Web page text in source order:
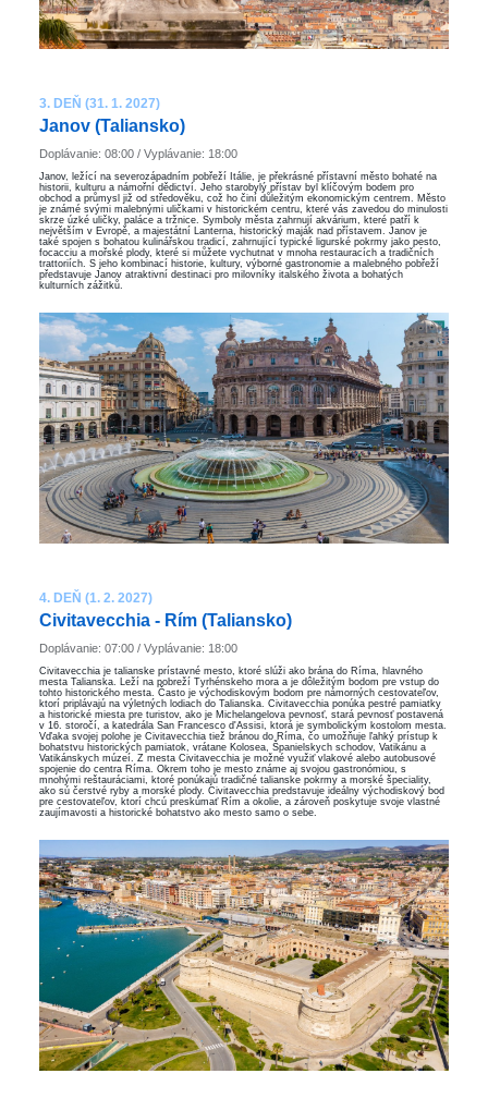
3. DEŇ (31. 1. 2027)
Janov (Taliansko)
Doplávanie: 08:00 / Vyplávanie: 18:00
Janov, ležící na severozápadním pobřeží Itálie, je překrásné přístavní město bohaté na
historii, kulturu a námořní dědictví. Jeho starobylý přístav byl klíčovým bodem pro
obchod a průmysl již od středověku, což ho činí důležitým ekonomickým centrem. Město
je známé svými malebnými uličkami v historickém centru, které vás zavedou do minulosti
skrze úzké uličky, paláce a tržnice. Symboly města zahrnují akvárium, které patří k
největším v Evropě, a majestátní Lanterna, historický maják nad přístavem. Janov je
také spojen s bohatou kulinářskou tradicí, zahrnující typické ligurské pokrmy jako pesto,
focacciu a mořské plody, které si můžete vychutnat v mnoha restauracích a tradičních
trattoriích. S jeho kombinací historie, kultury, výborné gastronomie a malebného pobřeží
představuje Janov atraktivní destinaci pro milovníky italského života a bohatých
kulturních zážitků.
4. DEŇ (1. 2. 2027)
Civitavecchia - Rím (Taliansko)
Doplávanie: 07:00 / Vyplávanie: 18:00
Civitavecchia je talianske prístavné mesto, ktoré slúži ako brána do Ríma, hlavného
mesta Talianska. Leží na pobreží Tyrhénskeho mora a je dôležitým bodom pre vstup do
tohto historického mesta. Často je východiskovým bodom pre námorných cestovateľov,
ktorí priplávajú na výletných lodiach do Talianska. Civitavecchia ponúka pestré pamiatky
a historické miesta pre turistov, ako je Michelangelova pevnosť, stará pevnosť postavená
v 16. storočí, a katedrála San Francesco d'Assisi, ktorá je symbolickým kostolom mesta.
Vďaka svojej polohe je Civitavecchia tiež bránou do Ríma, čo umožňuje ľahký prístup k
bohatstvu historických pamiatok, vrátane Kolosea, Španielskych schodov, Vatikánu a
Vatikánskych múzeí. Z mesta Civitavecchia je možné využiť vlakové alebo autobusové
spojenie do centra Ríma. Okrem toho je mesto známe aj svojou gastronómiou, s
mnohými reštauráciami, ktoré ponúkajú tradičné talianske pokrmy a morské špeciality,
ako sú čerstvé ryby a morské plody. Civitavecchia predstavuje ideálny východiskový bod
pre cestovateľov, ktorí chcú preskúmať Rím a okolie, a zároveň poskytuje svoje vlastné
zaujímavosti a historické bohatstvo ako mesto samo o sebe.